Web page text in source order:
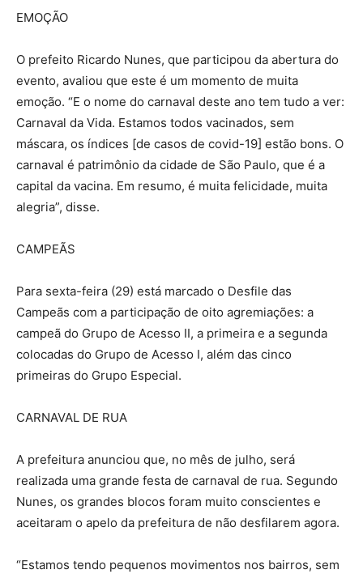
EMOÇÃO
O prefeito Ricardo Nunes, que participou da abertura do
evento, avaliou que este é um momento de muita
emoção. “E o nome do carnaval deste ano tem tudo a ver:
Carnaval da Vida. Estamos todos vacinados, sem
máscara, os índices [de casos de covid-19] estão bons. O
carnaval é patrimônio da cidade de São Paulo, que é a
capital da vacina. Em resumo, é muita felicidade, muita
alegria”, disse.
CAMPEÃS
Para sexta-feira (29) está marcado o Desfile das
Campeãs com a participação de oito agremiações: a
campeã do Grupo de Acesso II, a primeira e a segunda
colocadas do Grupo de Acesso I, além das cinco
primeiras do Grupo Especial.
CARNAVAL DE RUA
A prefeitura anunciou que, no mês de julho, será
realizada uma grande festa de carnaval de rua. Segundo
Nunes, os grandes blocos foram muito conscientes e
aceitaram o apelo da prefeitura de não desfilarem agora.
“Estamos tendo pequenos movimentos nos bairros, sem